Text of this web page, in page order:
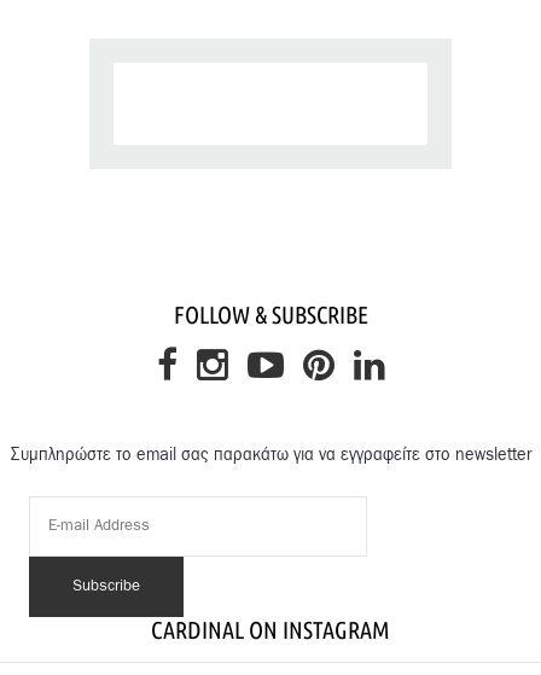
FOLLOW & SUBSCRIBE
Συμπληρώστε το email σας παρακάτω για να εγγραφείτε στο newsletter
CARDINAL ON INSTAGRAM